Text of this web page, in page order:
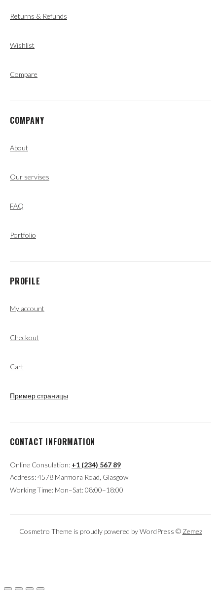
Returns & Refunds
Wishlist
Compare
COMPANY
About
Our servises
FAQ
Portfolio
PROFILE
My account
Checkout
Cart
Пример страницы
CONTACT INFORMATION
Online Consulation: +1 (234) 567 89
Address: 4578 Marmora Road, Glasgow
Working Time: Mon–Sat: 08:00–18:00
Cosmetro Theme is proudly powered by WordPress © Zemez